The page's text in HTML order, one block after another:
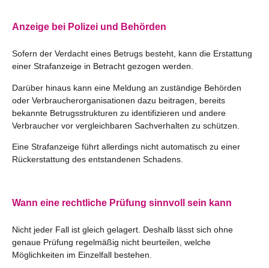
Anzeige bei Polizei und Behörden
Sofern der Verdacht eines Betrugs besteht, kann die Erstattung
einer Strafanzeige in Betracht gezogen werden.
Darüber hinaus kann eine Meldung an zuständige Behörden
oder Verbraucherorganisationen dazu beitragen, bereits
bekannte Betrugsstrukturen zu identifizieren und andere
Verbraucher vor vergleichbaren Sachverhalten zu schützen.
Eine Strafanzeige führt allerdings nicht automatisch zu einer
Rückerstattung des entstandenen Schadens.
Wann eine rechtliche Prüfung sinnvoll sein kann
Nicht jeder Fall ist gleich gelagert. Deshalb lässt sich ohne
genaue Prüfung regelmäßig nicht beurteilen, welche
Möglichkeiten im Einzelfall bestehen.